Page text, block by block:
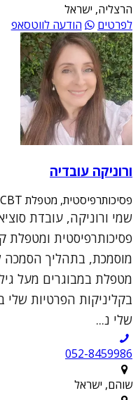
הרצליה, ישראל
לפרטים
הודעה לווטסאפ
ורוניקה עובדיה
פסיכותרפיסטית, מטפלת CBT
בקליניקות הפרטיות
שלי נ...
052-8459986
שוהם, ישראל